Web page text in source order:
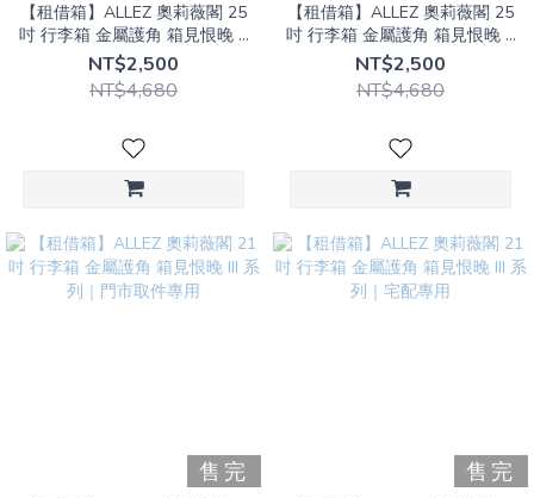
【租借箱】ALLEZ 奧莉薇閣 25
吋 行李箱 金屬護角 箱見恨晚 III
系列｜門市取件專用
NT$2,500
NT$4,680
【租借箱】ALLEZ 奧莉薇閣 25
吋 行李箱 金屬護角 箱見恨晚 III
系列｜宅配專用
NT$2,500
NT$4,680
售完 售完